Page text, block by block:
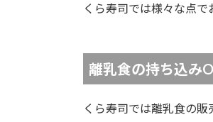
くら寿司では様々な点で
離乳食の持ち込み
くら寿司では離乳食の販